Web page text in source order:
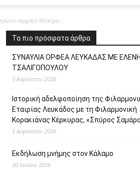
αρχαίο θέατρο...
Τα πιο πρόσφατα άρθρα
ΣΥΝΑΥΛΙΑ ΟΡΦΕΑ ΛΕΥΚΑΔΑΣ ΜΕ ΕΛΕΝΗ
ΤΣΑΛΙΓΟΠΟΥΛΟΥ
5 Αυγούστου 2026
Ιστορική αδελφοποίηση της
Εταιρίας Λευκάδος με τη Φιλαρμονική
Κορακιάνας Κέρκυρας, «Σπύρος
5 Αυγούστου 2026
Εκδήλωση μνήμης στον Κάλαμο
30 Ιουλίου 2026